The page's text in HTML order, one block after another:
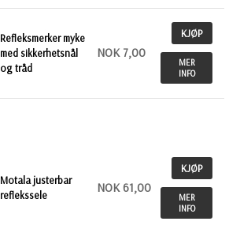
Refleksmerker myke
med sikkerhetsnål
og tråd
NOK 7,00
KJØP
MER
INFO
Motala justerbar
reflekssele
NOK 61,00
KJØP
MER
INFO